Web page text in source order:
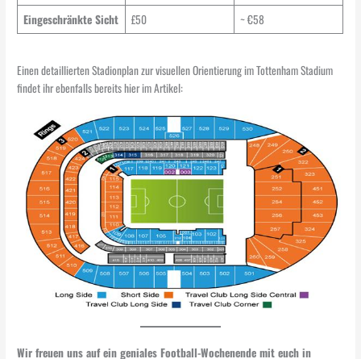
Eingeschränkte Sicht
£50 ~ €58
Einen detaillierten Stadionplan zur visuellen Orientierung im Tottenham Stadium
findet ihr ebenfalls bereits hier im Artikel:
Wir freuen uns auf ein geniales Football-Wochenende mit euch in